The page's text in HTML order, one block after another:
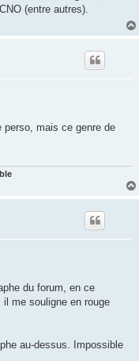
(entre autres).
mais ce genre de
du forum, en ce
me souligne en rouge
au-dessus. Impossible